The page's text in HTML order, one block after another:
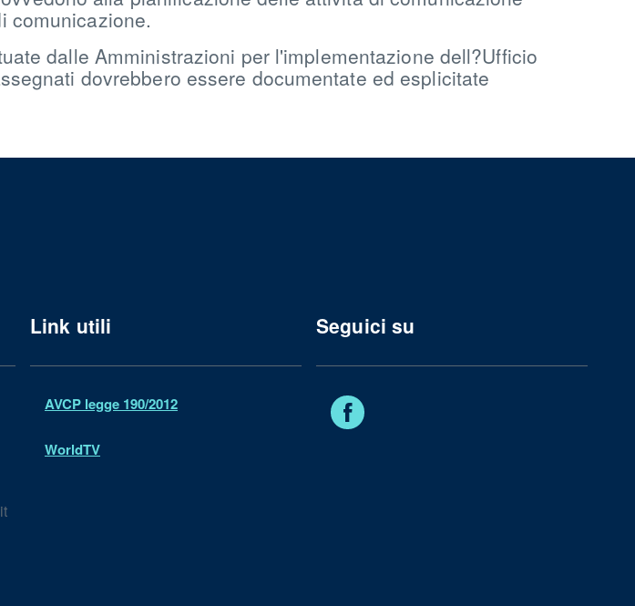
comunicazione.
dalle Amministrazioni per l'implementazione dell?Ufficio
dovrebbero essere documentate ed esplicitate
Link utili
AVCP legge 190/2012
WorldTV
Seguici su